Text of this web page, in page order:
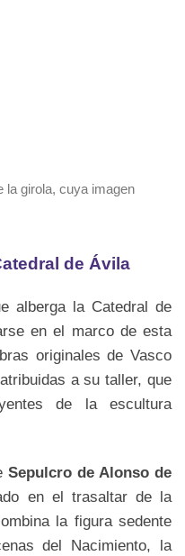
la girola, cuya imagen
de Ávila
alberga la Catedral de
en el marco de esta
originales de Vasco
a su taller, que
de la escultura
Sepulcro de Alonso de
en el trasaltar de la
la figura sedente
del Nacimiento, la